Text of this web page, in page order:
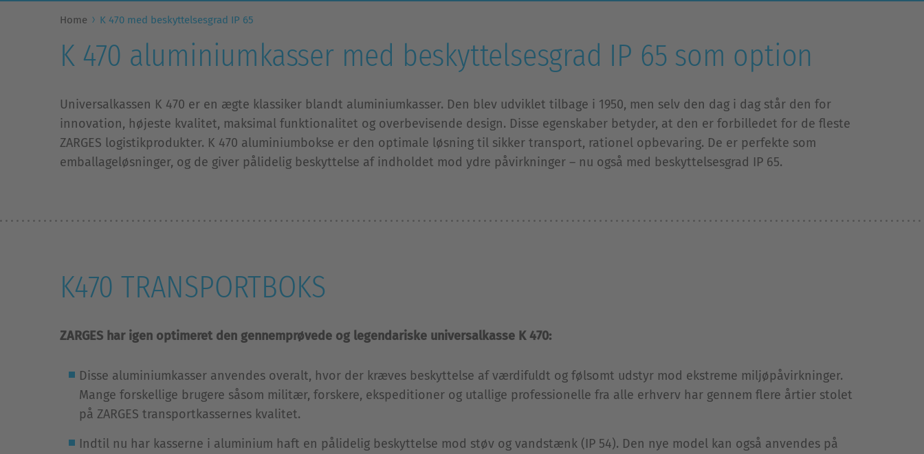
Home K 470 med beskyttelsesgrad IP 65
K 470 aluminiumkasser med beskyttelsesgrad IP 65 som option
Universalkassen K 470 er en ægte klassiker blandt aluminiumkasser. Den blev udviklet tilbage i 1950, men selv den dag i dag står den for
innovation, højeste kvalitet, maksimal funktionalitet og overbevisende design. Disse egenskaber betyder, at den er forbilledet for de fleste
ZARGES logistikprodukter. K 470 aluminiumbokse er den optimale løsning til sikker transport, rationel opbevaring. De er perfekte som
emballageløsninger, og de giver pålidelig beskyttelse af indholdet mod ydre påvirkninger – nu også med beskyttelsesgrad IP 65.
K470 TRANSPORTBOKS
ZARGES har igen optimeret den gennemprøvede og legendariske universalkasse K 470:
Disse aluminiumkasser anvendes overalt, hvor der kræves beskyttelse af værdifuldt og følsomt udstyr mod ekstreme miljøpåvirkninger.
Mange forskellige brugere såsom militær, forskere, ekspeditioner og utallige professionelle fra alle erhverv har gennem flere årtier stolet
på ZARGES transportkassernes kvalitet.
Indtil nu har kasserne i aluminium haft en pålidelig beskyttelse mod støv og vandstænk (IP 54). Den nye model kan også anvendes på